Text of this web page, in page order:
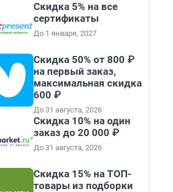
Скидка 5% на все
сертификаты
До 1 января, 2027
Скидка 50% от 800 ₽
на первый заказ,
максимальная скидка
600 ₽
До 31 августа, 2026
Скидка 10% на один
заказ до 20 000 ₽
До 31 августа, 2026
Скидка 15% на ТОП-
товары из подборки